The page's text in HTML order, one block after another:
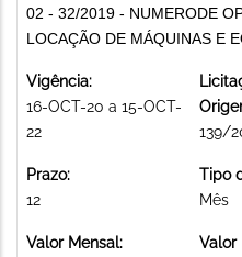
02 - 32/2019 - NUMERODE
LOCAÇÃO DE MÁQUINAS E
Vigência:
16-OCT-20 a 15-OCT-
22
139/
Prazo:
12
Tipo
Mês
Valor Mensal:
Valor